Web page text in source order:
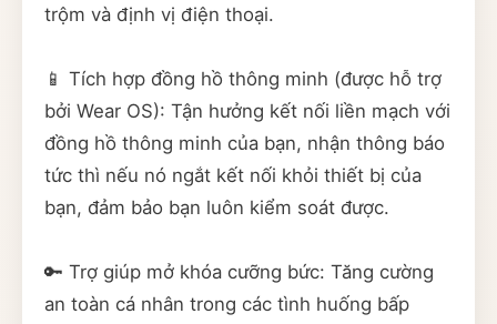
trộm và định vị điện thoại.
📱 Tích hợp đồng hồ thông minh (được hỗ trợ
bởi Wear OS): Tận hưởng kết nối liền mạch với
đồng hồ thông minh của bạn, nhận thông báo
tức thì nếu nó ngắt kết nối khỏi thiết bị của
bạn, đảm bảo bạn luôn kiểm soát được.
🔑 Trợ giúp mở khóa cưỡng bức: Tăng cường
an toàn cá nhân trong các tình huống bấp